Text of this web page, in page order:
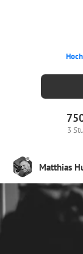
3
Matthias